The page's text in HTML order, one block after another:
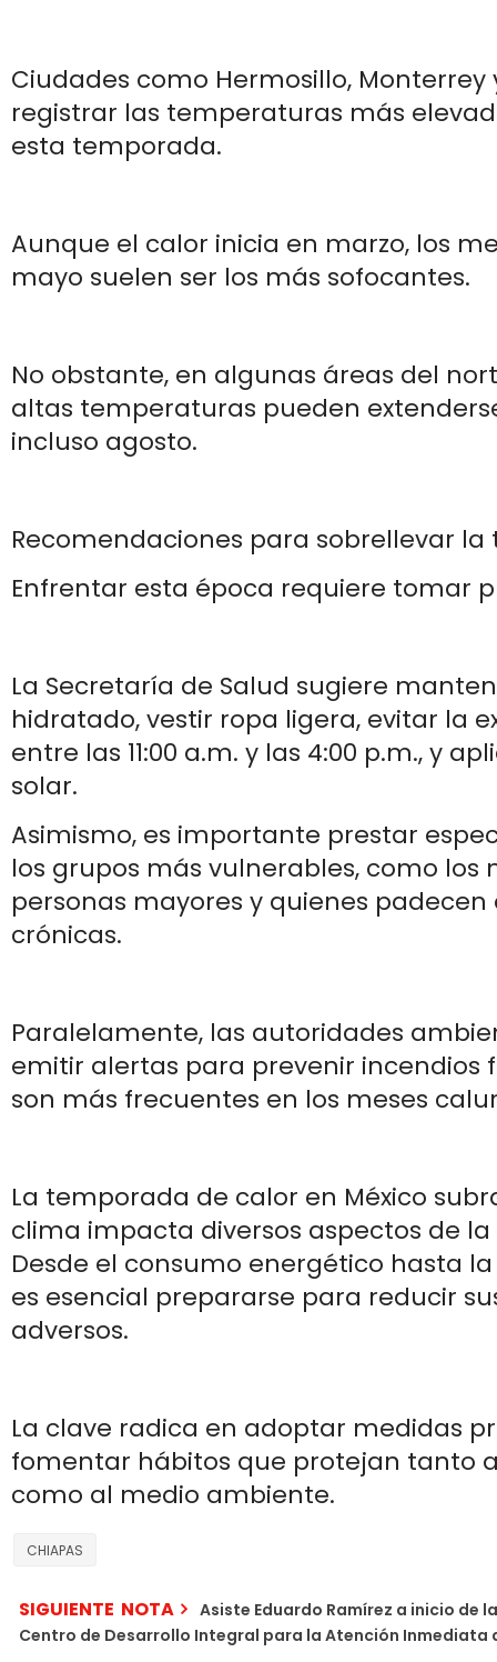
Ciudades como Hermosillo, Monterrey
registrar las temperaturas más
esta temporada.
Aunque el calor inicia en marzo, los
mayo suelen ser los más sofocantes.
No obstante, en algunas áreas del
altas temperaturas pueden
incluso agosto.
Recomendaciones para sobrellevar
Enfrentar esta época requiere tomar
La Secretaría de Salud sugiere
hidratado, vestir ropa ligera, evitar la
entre las 11:00 a.m. y las 4:00 p.m., y
solar.
Asimismo, es importante prestar
los grupos más vulnerables, como los
personas mayores y quienes
crónicas.
Paralelamente, las autoridades
emitir alertas para prevenir incendios
son más frecuentes en los meses
La temporada de calor en México
clima impacta diversos aspectos de
Desde el consumo energético hasta
es esencial prepararse para reducir
adversos.
La clave radica en adoptar medidas
fomentar hábitos que protejan tanto
como al medio ambiente.
CHIAPAS
SIGUIENTE NOTA
Asiste Eduardo Ramírez a inicio de
Centro de Desarrollo Integral para la Atención Inmediata